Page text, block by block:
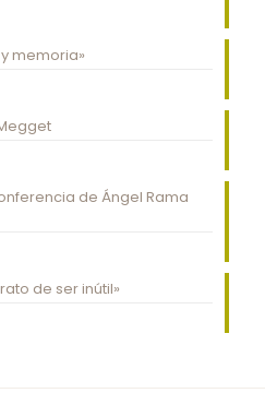
memoria»
de Ángel Rama
de ser inútil»